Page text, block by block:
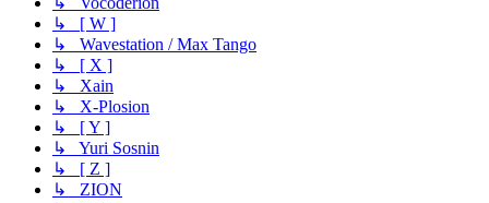
↳ [ W ]
↳ Wavestation / Max Tango
↳ [ X ]
↳ Xain
↳ X-Plosion
↳ [ Y ]
↳ Yuri Sosnin
↳ [ Z ]
↳ ZION